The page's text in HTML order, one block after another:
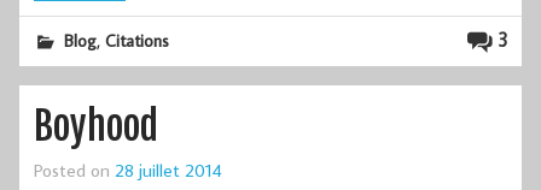
3
Blog,Citations
Boyhood
Posted on 28 juillet 2014